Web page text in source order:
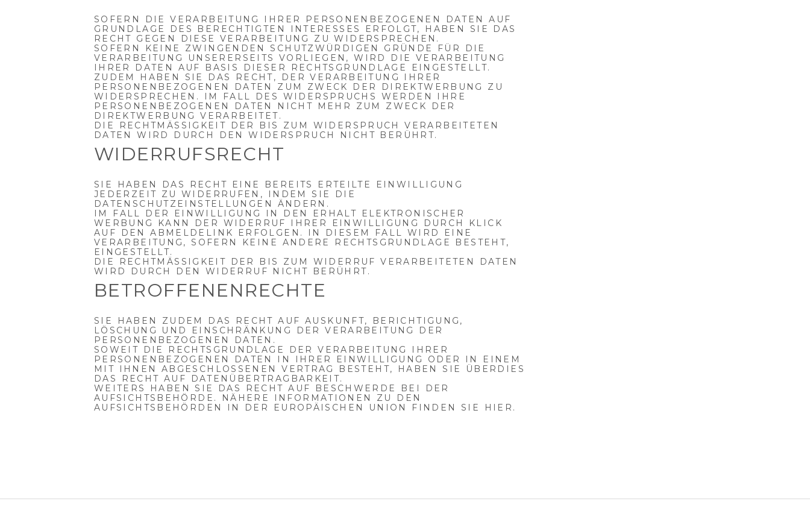
SOFERN DIE VERARBEITUNG IHRER PERSONENBEZOGENEN DATEN AUF
GRUNDLAGE DES BERECHTIGTEN INTERESSES ERFOLGT, HABEN SIE DAS
RECHT GEGEN DIESE VERARBEITUNG ZU WIDERSPRECHEN.
SOFERN KEINE ZWINGENDEN SCHUTZWÜRDIGEN GRÜNDE FÜR DIE
VERARBEITUNG UNSERERSEITS VORLIEGEN, WIRD DIE VERARBEITUNG
IHRER DATEN AUF BASIS DIESER RECHTSGRUNDLAGE EINGESTELLT.
ZUDEM HABEN SIE DAS RECHT, DER VERARBEITUNG IHRER
PERSONENBEZOGENEN DATEN ZUM ZWECK DER DIREKTWERBUNG ZU
WIDERSPRECHEN. IM FALL DES WIDERSPRUCHS WERDEN IHRE
PERSONENBEZOGENEN DATEN NICHT MEHR ZUM ZWECK DER
DIREKTWERBUNG VERARBEITET.
DIE RECHTMÄSSIGKEIT DER BIS ZUM WIDERSPRUCH VERARBEITETEN D
ATEN WIRD DURCH DEN WIDERSPRUCH NICHT BERÜHRT.
WIDERRUFSRECHT
SIE HABEN DAS RECHT EINE BEREITS ERTEILTE EINWILLIGUNG
JEDERZEIT ZU WIDERRUFEN, INDEM SIE DIE
DATENSCHUTZEINSTELLUNGEN
ÄNDERN.
IM FALL DER EINWILLIGUNG IN DEN ERHALT ELEKTRONISCHER
WERBUNG KANN DER WIDERRUF IHRER EINWILLIGUNG DURCH KLICK
AUF DEN ABMELDELINK ERFOLGEN. IN DIESEM FALL WIRD EINE
VERARBEITUNG, SOFERN KEINE ANDERE RECHTSGRUNDLAGE BESTEHT,
EINGESTELLT.
DIE RECHTMÄSSIGKEIT DER BIS ZUM WIDERRUF VERARBEITETEN DATEN W
IRD DURCH DEN WIDERRUF NICHT BERÜHRT.
BETROFFENENRECHTE
SIE HABEN ZUDEM DAS RECHT AUF AUSKUNFT, BERICHTIGUNG,
LÖSCHUNG UND EINSCHRÄNKUNG DER VERARBEITUNG DER
PERSONENBEZOGENEN DATEN.
SOWEIT DIE RECHTSGRUNDLAGE DER VERARBEITUNG IHRER
PERSONENBEZOGENEN DATEN IN IHRER EINWILLIGUNG ODER IN EINEM
MIT IHNEN ABGESCHLOSSENEN VERTRAG BESTEHT, HABEN SIE ÜBERDIES
DAS RECHT AUF DATENÜBERTRAGBARKEIT.
WEITERS HABEN SIE DAS RECHT AUF BESCHWERDE BEI DER
AUFSICHTSBEHÖRDE. NÄHERE INFORMATIONEN ZU DEN
AUFSICHTSBEHÖRDEN IN DER EUROPÄISCHEN UNION FINDEN SIE
HIER .